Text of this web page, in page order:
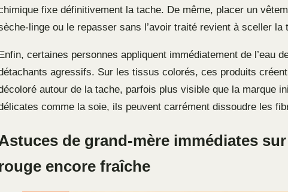
fixe définitivement la tache. De même, placer un
linge ou le repasser sans l’avoir traité revient à sceller la
certaines personnes appliquent immédiatement de l’eau
agressifs. Sur les tissus colorés, ces produits
autour de la tache, parfois plus visible que la marque
comme la soie, ils peuvent carrément dissoudre les
de grand-mère immédiates
encore fraîche